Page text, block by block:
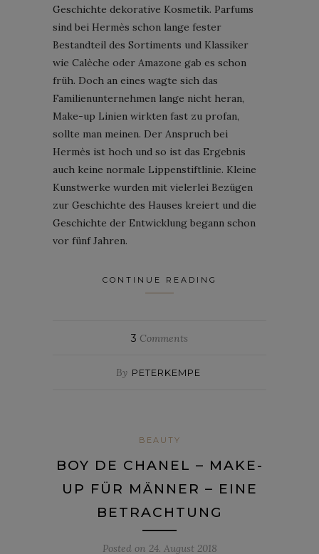
Geschichte dekorative Kosmetik. Parfums
sind bei Hermès schon lange fester
Bestandteil des Sortiments und Klassiker
wie Calèche oder Amazone gab es schon
früh. Doch an eines wagte sich das
Familienunternehmen lange nicht heran,
Make-up Linien wirkten fast zu profan,
sollte man meinen. Der Anspruch bei
Hermès ist hoch und so ist das Ergebnis
auch keine normale Lippenstiftlinie. Kleine
Kunstwerke wurden mit vielerlei Bezügen
zur Geschichte des Hauses kreiert und die
Geschichte der Entwicklung begann schon
vor fünf Jahren.
CONTINUE READING
3 Comments
By PETERKEMPE
BEAUTY
BOY DE CHANEL – MAKE-
UP FÜR MÄNNER – EINE
BETRACHTUNG
Posted on 24. August 2018